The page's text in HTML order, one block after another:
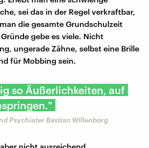
sei das in der Regel verkraftbar,
die gesamte Grundschulzeit
gebe es viele. Nicht
ungerade Zähne, selbst eine Brille
für Mobbing sein.
so Äußerlichkeiten, auf
Psychiater Bastian Willenborg